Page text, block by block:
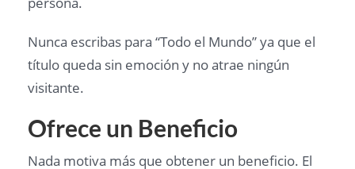
Nunca escribas para “Todo el Mundo” ya que el
título queda sin emoción y no atrae ningún
visitante.
Ofrece un Beneficio
Nada motiva más que obtener un beneficio. El